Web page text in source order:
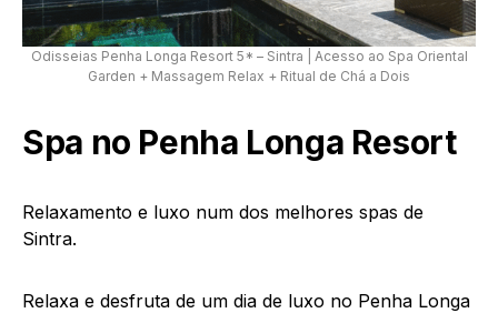
Odisseias Penha Longa Resort 5* – Sintra | Acesso ao Spa Oriental
Garden + Massagem Relax + Ritual de Chá a Dois
Spa no Penha Longa Resort
Relaxamento e luxo num dos melhores spas de
Sintra.
Relaxa e desfruta de um dia de luxo no Penha Longa